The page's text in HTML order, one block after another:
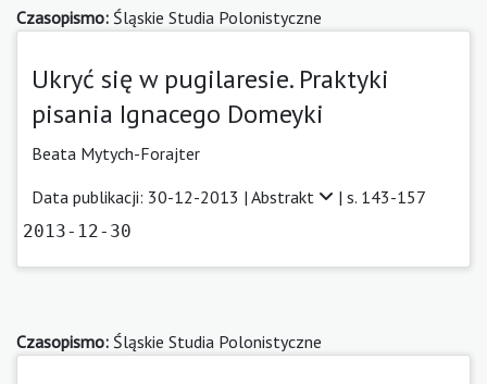
Czasopismo: Śląskie Studia Polonistyczne
Ukryć się w pugilaresie. Praktyki
pisania Ignacego Domeyki
Beata Mytych-Forajter
Data publikacji: 30-12-2013 | Abstrakt | s. 143-157
2013-12-30
Czasopismo: Śląskie Studia Polonistyczne